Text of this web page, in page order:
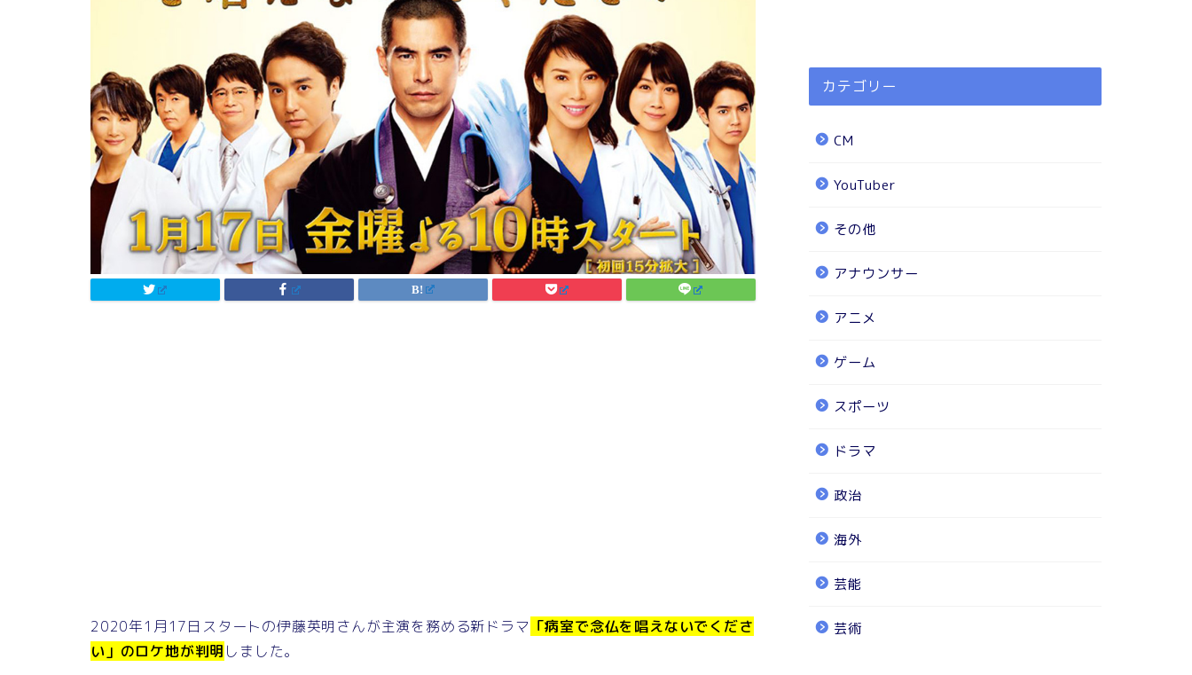
2020年1月17日スタートの伊藤英明さんが主演を務める新ドラマ 「病室で念仏を唱えないでくださ
い」のロケ地が判明 しました。
カテゴリー
CM
YouTuber
その他
アナウンサー
アニメ
ゲーム
スポーツ
ドラマ
政治
海外
芸能
芸術